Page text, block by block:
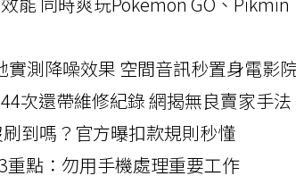
實測降噪效果 空間音訊秒置身電影
次還帶維修紀錄 網揭無良賣家手法
到嗎？官方曝扣款規則秒懂
重點：勿用手機處理重要工作